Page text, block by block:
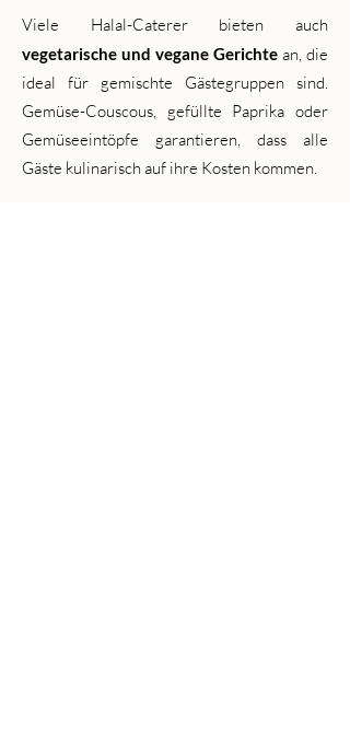
Viele Halal-Caterer bieten auch
vegetarische und vegane Gerichte an, die
ideal für gemischte Gästegruppen sind.
Gemüse-Couscous, gefüllte Paprika oder
Gemüseeintöpfe garantieren, dass alle
Gäste kulinarisch auf ihre Kosten kommen.